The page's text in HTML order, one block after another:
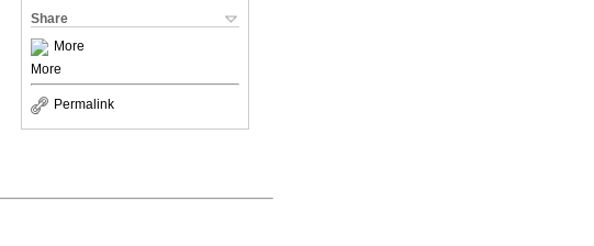
Share
More
More
Permalink